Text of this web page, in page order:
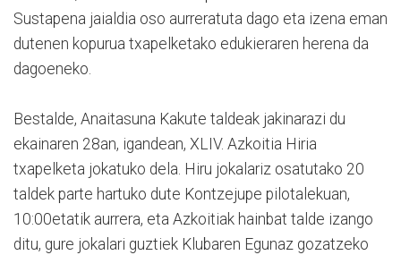
Sustapena jaialdia oso aurreratuta dago eta izena eman
dutenen kopurua txapelketako edukieraren herena da
dagoeneko.
Bestalde, Anaitasuna Kakute taldeak jakinarazi du
ekainaren 28an, igandean, XLIV. Azkoitia Hiria
txapelketa jokatuko dela. Hiru jokalariz osatutako 20
taldek parte hartuko dute Kontzejupe pilotalekuan,
10:00etatik aurrera, eta Azkoitiak hainbat talde izango
ditu, gure jokalari guztiek Klubaren Egunaz gozatzeko